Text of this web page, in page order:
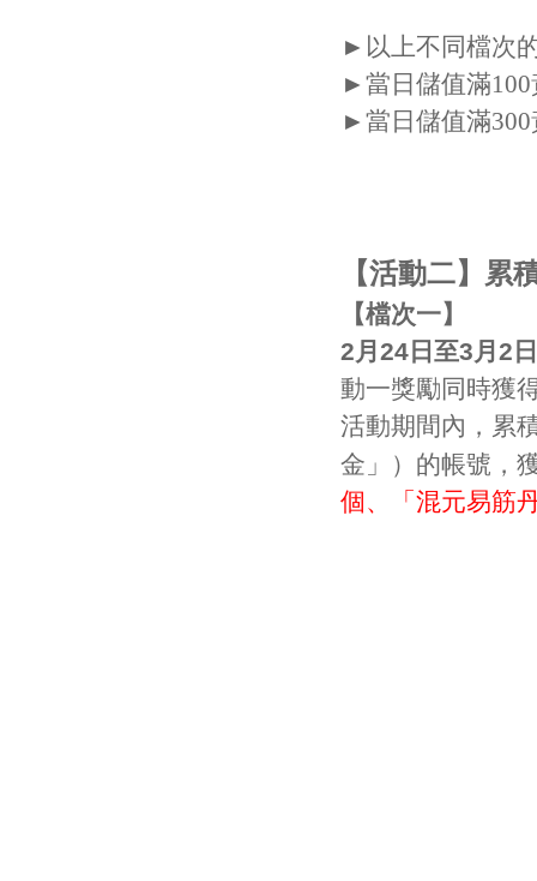
►以上不同檔次
►當日儲值滿100
►當日儲值滿300
【活動二】累
【檔次一】
2月24日至3月2日
動一獎勵同時獲
活動期間內，累
金」 ）的帳號 ，
個、
「混元易筋